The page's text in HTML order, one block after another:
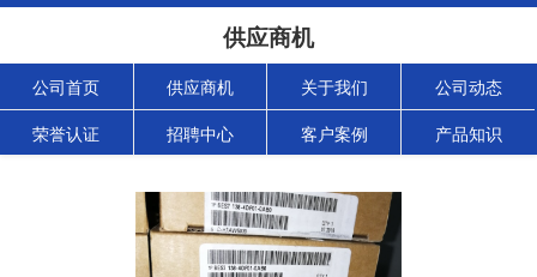
供应商机
公司首页 供应商机 关于我们 公司动态
荣誉认证 招聘中心 客户案例 产品知识